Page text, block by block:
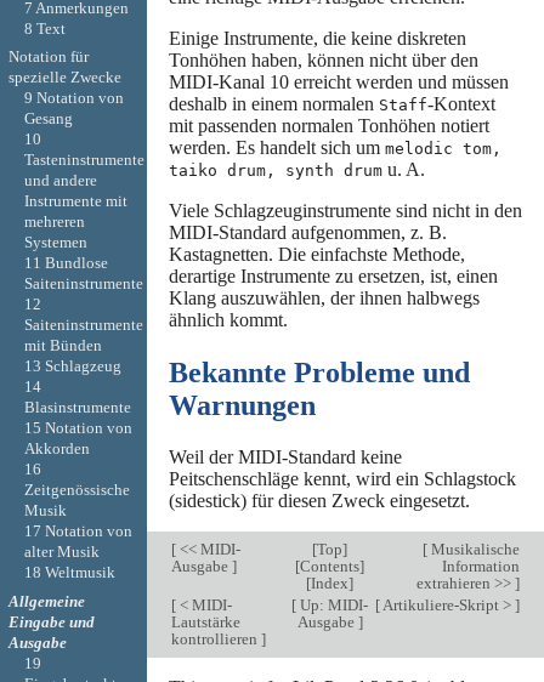
Einige Instrumente, die keine diskreten
Tonhöhen haben, können nicht über den
MIDI-Kanal 10 erreicht werden und müssen
deshalb in einem normalen Staff-Kontext
mit passenden normalen Tonhöhen notiert
werden. Es handelt sich um melodic tom,
taiko drum, synth drumu. A.
Viele Schlagzeuginstrumente sind nicht in den
MIDI-Standard aufgenommen, z. B.
Kastagnetten. Die einfachste Methode,
derartige Instrumente zu ersetzen, ist, einen
Klang auszuwählen, der ihnen halbwegs
ähnlich kommt.
Bekannte Probleme und
Warnungen
Weil der MIDI-Standard keine
Peitschenschläge kennt, wird ein Schlagstock
(sidestick) für diesen Zweck eingesetzt.
[<< MIDI-
Ausgabe ]
[Top]
[Contents]
[Index]
[Musikalische
Information
extrahieren >> ]
[< MIDI-
Lautstärke
kontrollieren ]
[ Up: MIDI-
Ausgabe ]
[Artikuliere-Skript > ]
7 Anmerkungen
8 Text
Notation für
spezielle Zwecke
9 Notation von
Gesang
10
Tasteninstrumente
und andere
Instrumente mit
mehreren
Systemen
11 Bundlose
Saiteninstrumente
12
Saiteninstrumente
mit Bünden
13 Schlagzeug
14
Blasinstrumente
15 Notation von
Akkorden
16
Zeitgenössische
Musik
17 Notation von
alter Musik
18 Weltmusik
Allgemeine
Eingabe und
Ausgabe
19